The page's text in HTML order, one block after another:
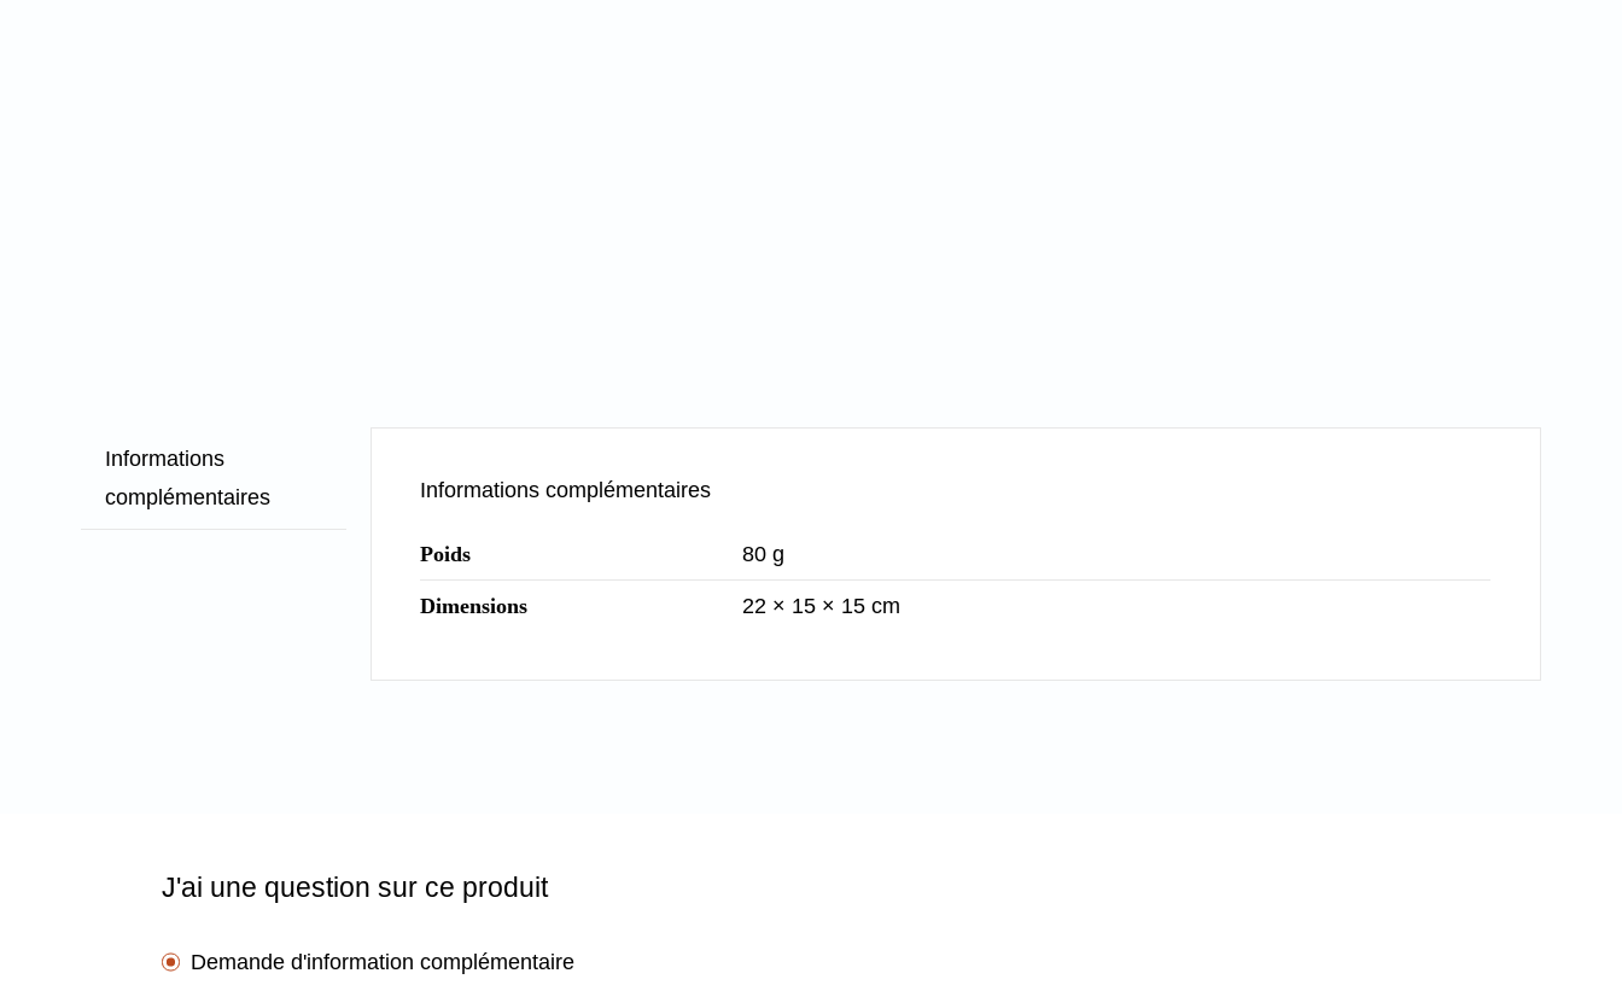
Informations
complémentaires
Informations complémentaires
Poids 80 g
Dimensions 22 × 15 × 15 cm
J'ai une question sur ce produit
Demande d'information complémentaire